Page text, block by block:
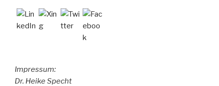
Impressum:
Dr. Heike Specht